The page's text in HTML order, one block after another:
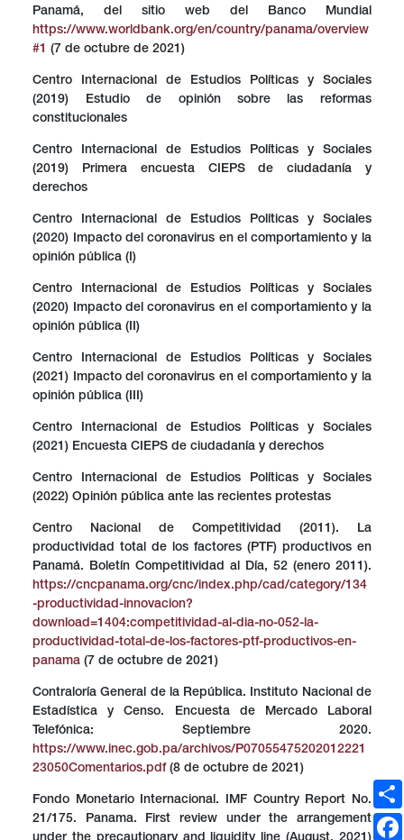
Panamá, del sitio web del Banco Mundial
https://www.worldbank.org/en/country/panama/overview
#1
(7 de octubre de 2021)
Centro Internacional de Estudios Políticas y Sociales
(2019) Estudio de opinión sobre las reformas
constitucionales
Centro Internacional de Estudios Políticas y Sociales
(2019) Primera encuesta CIEPS de ciudadanía y
derechos
Centro Internacional de Estudios Políticas y Sociales
(2020) Impacto del coronavirus en el comportamiento y la
opinión pública (I)
Centro Internacional de Estudios Políticas y Sociales
(2020) Impacto del coronavirus en el comportamiento y la
opinión pública (II)
Centro Internacional de Estudios Políticas y Sociales
(2021) Impacto del coronavirus en el comportamiento y la
opinión pública (III)
Centro Internacional de Estudios Políticas y Sociales
(2021) Encuesta CIEPS de ciudadanía y derechos
Centro Internacional de Estudios Políticas y Sociales
(2022) Opinión pública ante las recientes protestas
Centro Nacional de Competitividad (2011). La
productividad total de los factores (PTF) productivos en
Panamá. Boletín Competitividad al Día, 52 (enero 2011).
https://cncpanama.org/cnc/index.php/cad/category/134
-productividad-innovacion?
download=1404:competitividad-al-dia-no-052-la-
productividad-total-de-los-factores-ptf-productivos-en-
panama (7 de octubre de 2021)
Contraloría General de la República. Instituto Nacional de
Estadística y Censo. Encuesta de Mercado Laboral
Telefónica: Septiembre 2020.
https://www.inec.gob.pa/archivos/P07055475202012221
23050Comentarios.pdf(8 de octubre de 2021)
Fondo Monetario Internacional. IMF Country Report No.
21/175. Panama. First review under the arrangement